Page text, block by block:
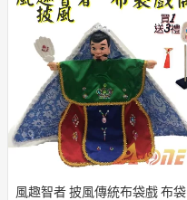
男裝
日本購物 電子/紙本書
HOT
風趣智者 披風傳統布袋戲 布袋